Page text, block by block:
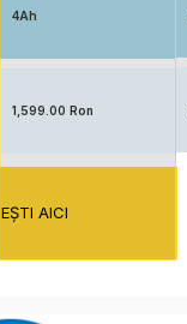
4Ah
1,599.00 Ron
EŞTI AICI